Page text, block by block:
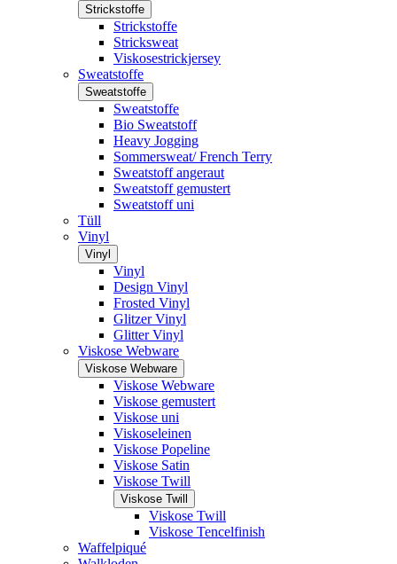
Strickstoffe
Strickstoffe
Stricksweat
Viskosestrickjersey
Sweatstoffe
Sweatstoffe
Sweatstoffe
Bio Sweatstoff
Heavy Jogging
Sommersweat/ French Terry
Sweatstoff angeraut
Sweatstoff gemustert
Sweatstoff uni
Tüll
Vinyl
Vinyl
Vinyl
Design Vinyl
Frosted Vinyl
Glitzer Vinyl
Glitter Vinyl
Viskose Webware
Viskose Webware
Viskose Webware
Viskose gemustert
Viskose uni
Viskoseleinen
Viskose Popeline
Viskose Satin
Viskose Twill
Viskose Twill
Viskose Twill
Viskose Tencelfinish
Waffelpiqué